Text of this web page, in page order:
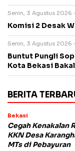
Senin, 3 Agustus 2026
Komisi 2 Desak
Senin, 3 Agustus 2026
Buntut Pungli
Kota Bekasi
BERITA
Bekasi
Cegah Kenakalan
KKN Desa
MTs di Pebayuran